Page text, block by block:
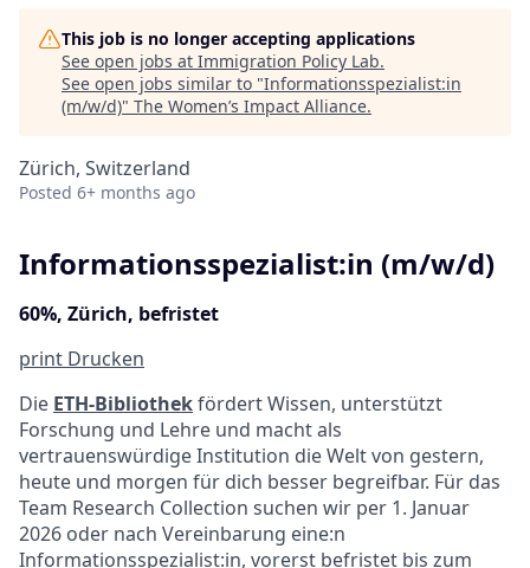
This job is no longer accepting applications
See open jobs at Immigration Policy Lab.
See open jobs similar to "Informationsspezialist:in
(m/w/d)" The Women’s Impact Alliance.
Zürich, Switzerland
Posted 6+ months ago
Informationsspezialist:in (m/w/d)
60%, Zürich, befristet
print Drucken
Die ETH-Bibliothekfördert Wissen, unterstützt
Forschung und Lehre und macht als
vertrauenswürdige Institution die Welt von gestern,
heute und morgen für dich besser begreifbar. Für das
Team Research Collection suchen wir per 1. Januar
2026 oder nach Vereinbarung eine:n
Informationsspezialist:in, vorerst befristet bis zum